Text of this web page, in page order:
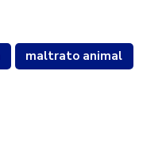
maltrato animal